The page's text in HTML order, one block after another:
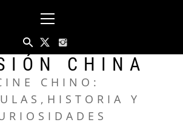
principal
CHINA
CHINO:
Y